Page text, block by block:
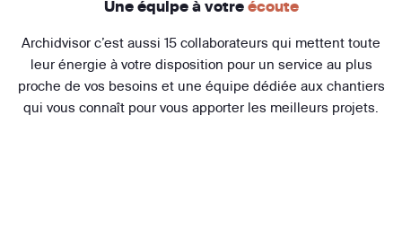
Une équipe à votre écoute
Archidvisor c’est aussi 15 collaborateurs qui mettent toute
leur énergie à votre disposition pour un service au plus
proche de vos besoins et une équipe dédiée aux chantiers
qui vous connaît pour vous apporter les meilleurs projets.